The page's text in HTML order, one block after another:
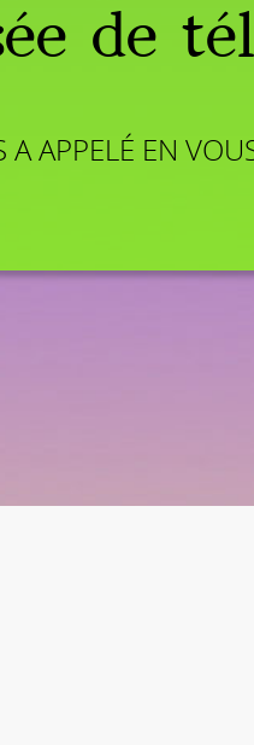
de
APPELÉ EN